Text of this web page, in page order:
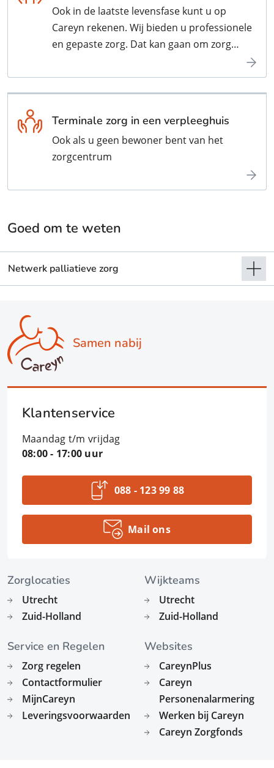
Ook in de laatste levensfase kunt u op
Careyn rekenen. Wij bieden u professionele
en gepaste zorg. Dat kan gaan om zorg
zorgcentrum. Een hospice biedt uitkomst
als sterven thuis niet mogelijk. Of als dat
specialist of huisarts wordt gekeken wat de
prognose is. Is de levensverwachting korter
dan drie maanden? Dan is een opname in
Terminale zorg in een verpleeghuis
Ook als u geen bewoner bent van het
zorgcentrum
Goed om te weten
Netwerk palliatieve zorg
Samen nabij
Klantenservice
Maandag t/m vrijdag
08:00 - 17:00 uur
088 - 123 99 88
Mail ons
Zorglocaties
Utrecht
Zuid-Holland
Wijkteams
Utrecht
Zuid-Holland
Service en Regelen
Zorg regelen
Contactformulier
MijnCareyn
Leveringsvoorwaarden
Websites
CareynPlus
Careyn
Personenalarmering
Werken bij Careyn
Careyn Zorgfonds